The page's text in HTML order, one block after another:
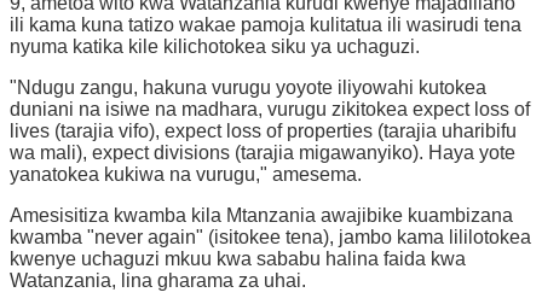
ili kama kuna tatizo wakae pamoja kulitatua ili wasirudi tena
nyuma katika kile kilichotokea siku ya uchaguzi.
"Ndugu zangu, hakuna vurugu yoyote iliyowahi kutokea
duniani na isiwe na madhara, vurugu zikitokea expect loss of
lives (tarajia vifo), expect loss of properties (tarajia uharibifu
wa mali), expect divisions (tarajia migawanyiko). Haya yote
yanatokea kukiwa na vurugu," amesema.
Amesisitiza kwamba kila Mtanzania awajibike kuambizana
kwamba "never again" (isitokee tena), jambo kama lililotokea
kwenye uchaguzi mkuu kwa sababu halina faida kwa
Watanzania, lina gharama za uhai.